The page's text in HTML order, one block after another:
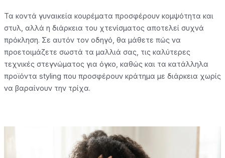
Τα κοντά γυναικεία κουρέματα προσφέρουν κομψότητα και
στυλ, αλλά η διάρκεια του χτενίσματος αποτελεί συχνά
πρόκληση. Σε αυτόν τον οδηγό, θα μάθετε πώς να
προετοιμάζετε σωστά τα μαλλιά σας, τις καλύτερες
τεχνικές στεγνώματος για όγκο, καθώς και τα κατάλληλα
προϊόντα styling που προσφέρουν κράτημα με διάρκεια χωρίς
να βαραίνουν την τρίχα.